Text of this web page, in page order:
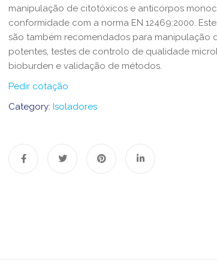
manipulação de citotóxicos e anticorpos
conformidade com a norma EN 12469:2000.​​
são também recomendados para manipulação
potentes, testes de controlo de qualidade
bioburden e validação de métodos.
Pedir cotação
Category: Isoladores